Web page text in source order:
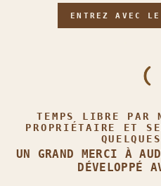
ENTREZ AVEC
TEMPS LIBRE PAR
PROPRIÉTAIRE ET
UN GRAND MERCI À
DÉVELOPPÉ